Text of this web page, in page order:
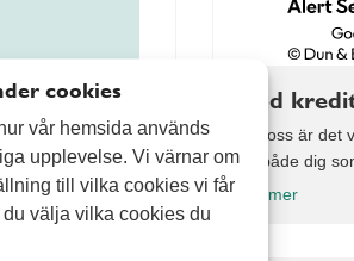
Genom att
dess
behöver
görs på rätt
God
För oss är det
för både dig
Läs mer
cookies
vår hemsida används
upplevelse. Vi värnar om
till vilka cookies vi får
välja vilka cookies du